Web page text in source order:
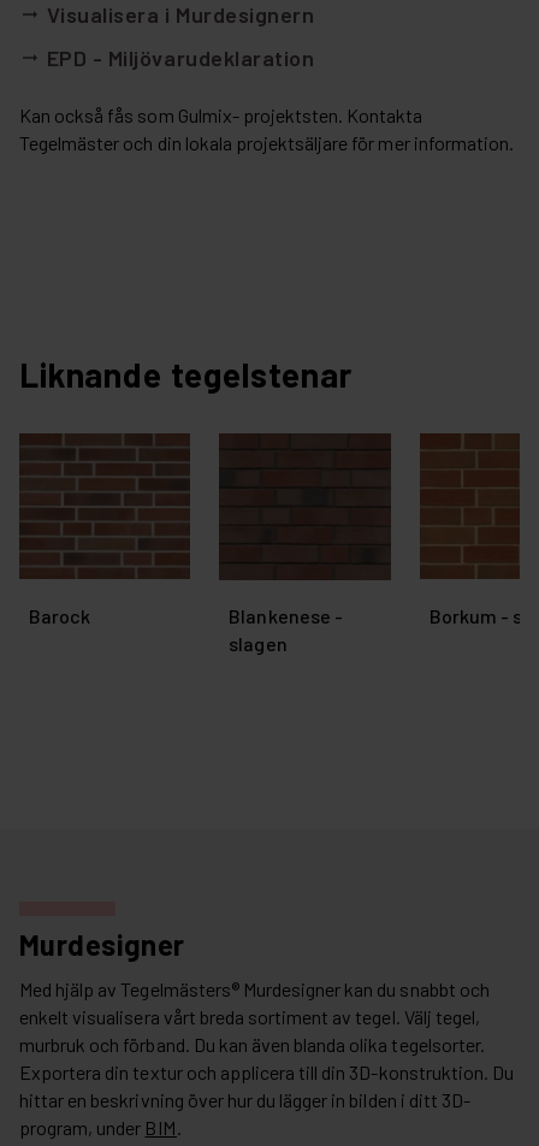
arrow_right_alt Visualisera i Murdesignern
arrow_right_alt EPD - Miljövarudeklaration
Kan också fås som Gulmix- projektsten. Kontakta
Tegelmäster och din lokala projektsäljare för mer information.
Liknande tegelstenar
Barock
Blankenese -
slagen
Borkum -
Murdesigner
Med hjälp av Tegelmästers® Murdesigner kan du snabbt och
enkelt visualisera vårt breda sortiment av tegel. Välj tegel,
murbruk och förband. Du kan även blanda olika tegelsorter.
Exportera din textur och applicera till din 3D-konstruktion. Du
hittar en beskrivning över hur du lägger in bilden i ditt 3D-
program, under BIM.